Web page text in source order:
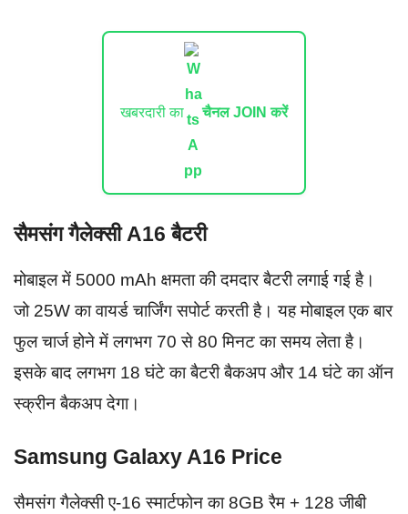
खबरदारी का चैनल JOIN करें
सैमसंग गैलेक्सी A16 बैटरी
मोबाइल में 5000 mAh क्षमता की दमदार बैटरी लगाई गई है।
जो 25W का वायर्ड चार्जिंग सपोर्ट करती है। यह मोबाइल एक बार
फुल चार्ज होने में लगभग 70 से 80 मिनट का समय लेता है।
इसके बाद लगभग 18 घंटे का बैटरी बैकअप और 14 घंटे का ऑन
स्क्रीन बैकअप देगा।
Samsung Galaxy A16 Price
सैमसंग गैलेक्सी ए-16 स्मार्टफोन का 8GB रैम + 128 जीबी